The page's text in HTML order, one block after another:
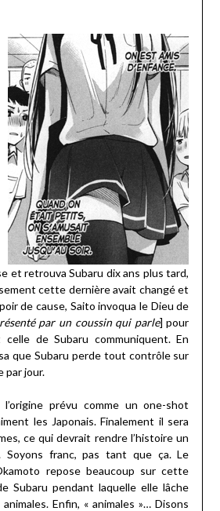
et retrouva Subaru dix ans plus tard,
cette dernière avait changé et
de cause, Saito invoqua le Dieu de
par un coussin qui parle] pour
de Subaru communiquent. En
que Subaru perde tout contrôle sur
par jour.
prévu comme un one-shot
les Japonais. Finalement il sera
ce qui devrait rendre l’histoire un
Soyons franc, pas tant que ça. Le
repose beaucoup sur cette
Subaru pendant laquelle elle lâche
Enfin, « animales »… Disons